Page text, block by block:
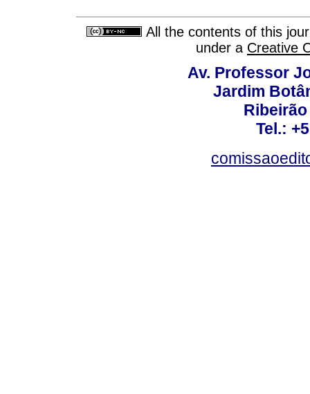
All the contents of this
under a Creative
Av. Professor
Jardim
Tel.: